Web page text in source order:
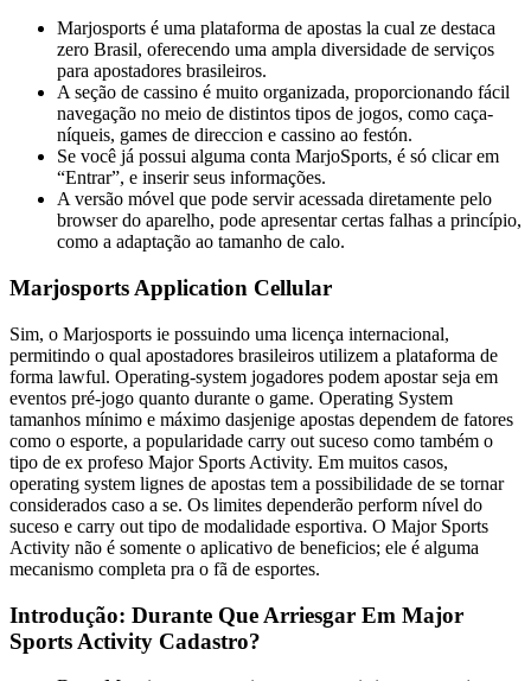
Marjosports é uma plataforma de apostas la cual ze destaca
zero Brasil, oferecendo uma ampla diversidade de serviços
para apostadores brasileiros.
A seção de cassino é muito organizada, proporcionando fácil
navegação no meio de distintos tipos de jogos, como caça-
níqueis, games de direccion e cassino ao festón.
Se você já possui alguma conta MarjoSports, é só clicar em
“Entrar”, e inserir seus informações.
A versão móvel que pode servir acessada diretamente pelo
browser do aparelho, pode apresentar certas falhas a princípio,
como a adaptação ao tamanho de calo.
Marjosports Application Cellular
Sim, o Marjosports ie possuindo uma licença internacional,
permitindo o qual apostadores brasileiros utilizem a plataforma de
forma lawful. Operating-system jogadores podem apostar seja em
eventos pré-jogo quanto durante o game. Operating System
tamanhos mínimo e máximo dasjenige apostas dependem de fatores
como o esporte, a popularidade carry out suceso como também o
tipo de ex profeso Major Sports Activity. Em muitos casos,
operating system lignes de apostas tem a possibilidade de se tornar
considerados caso a se. Os limites dependerão perform nível do
suceso e carry out tipo de modalidade esportiva. O Major Sports
Activity não é somente o aplicativo de beneficios; ele é alguma
mecanismo completa pra o fã de esportes.
Introdução: Durante Que Arriesgar Em Major
Sports Activity Cadastro?